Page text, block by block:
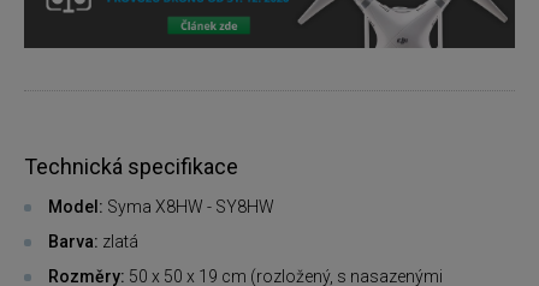
Technická specifikace
Model: Syma X8HW - SY8HW
Barva: zlatá
Rozměry: 50 x 50 x 19 cm (rozložený, s nasazenými